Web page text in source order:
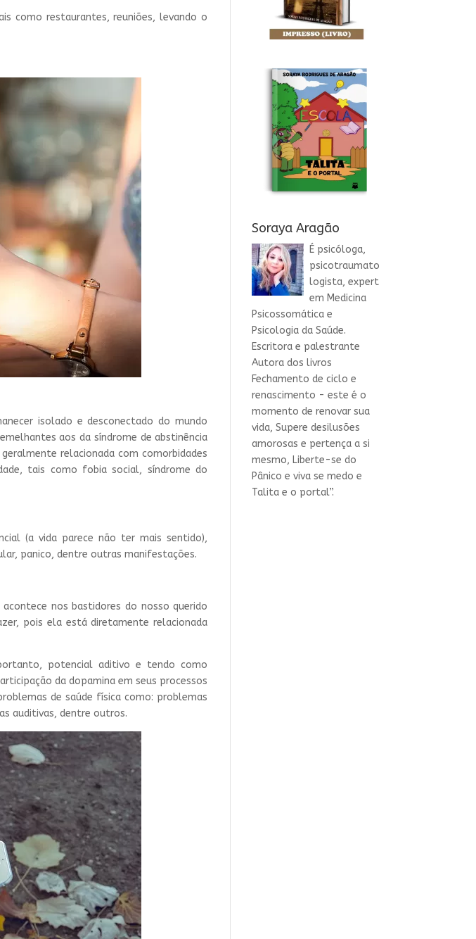
como restaurantes, reuniões, levando o
isolado e desconectado do mundo
aos da síndrome de abstinência
relacionada com comorbidades
tais como fobia social, síndrome do
(a vida parece não ter mais sentido),
panico, dentre outras manifestações.
nos bastidores do nosso querido
pois ela está diretamente relacionada
potencial aditivo e tendo como
da dopamina em seus processos
de saúde física como: problemas
auditivas, dentre outros.
Soraya Aragão
É psicóloga,
psicotraumato
logista, expert
em Medicina
Psicossomática e
Psicologia da Saúde.
Escritora e palestrante
Autora dos livros
Fechamento de ciclo e
renascimento - este é o
momento de renovar sua
vida, Supere desilusões
amorosas e pertença a si
mesmo, Liberte-se do
Pânico e viva se medo e
Talita e o portal”.